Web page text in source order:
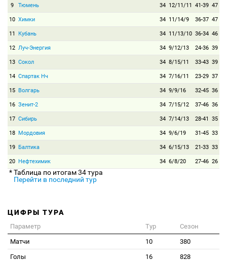
9 Тюмень 34 12/11/11 41-39 47
10 Химки 34 11/14/9 36-37 47
11 Кубань 34 11/13/10 36-34 46
12 Луч-Энергия 34 9/12/13 24-36 39
13 Сокол 34 8/15/11 33-43 39
14 Спартак Нч 34 7/16/11 23-29 37
15 Волгарь 34 9/9/16 32-45 36
16 Зенит-2 34 7/15/12 37-46 36
17 Сибирь 34 7/14/13 28-41 35
18 Мордовия 34 9/6/19 31-45 33
19 Балтика 34 6/15/13 21-33 33
20 Нефтехимик 34 6/8/20 27-46 26
* Таблица по итогам 34 тура
Перейти в последний тур
ЦИФРЫ ТУРА
Параметр Тур
Сезон
Матчи
10
380
Голы
16
828